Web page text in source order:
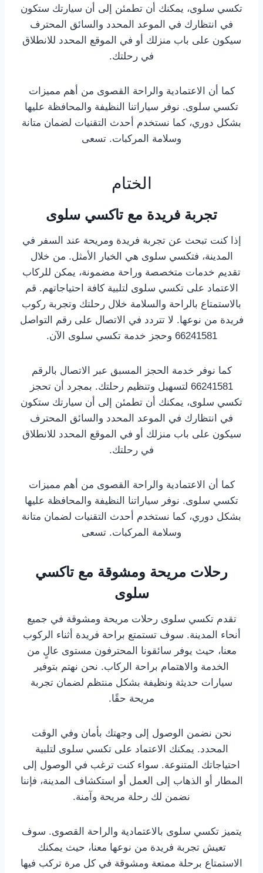
تكسي سلوى، يمكنك أن تطمئن إلى أن سيارتك ستكون
في انتظارك في الموعد المحدد والسائق المحترف
سيكون على باب منزلك أو في الموقع المحدد للانطلاق
في رحلتك.
كما أن الاعتمادية والراحة القصوى من أهم مميزات
تكسي سلوى. نوفر سياراتنا النظيفة والمحافظة عليها
بشكل دوري، كما نستخدم أحدث التقنيات لضمان متانة
وسلامة المركبات. تسعى
الختام
تجربة فريدة مع تاكسي سلوى
إذا كنت تبحث عن تجربة فريدة ومريحة عند السفر في
المدينة، فتكسي سلوى هي الخيار الأمثل. من خلال
تقديم خدمات متخصصة وراحة مضمونة، يمكن للركاب
الاعتماد على تكسي سلوى لتلبية كافة احتياجاتهم. قم
بالاستمتاع بالراحة والسلامة خلال رحلتك وتجربة ركوب
فريدة من نوعها. لا تتردد في الاتصال على رقم التواصل
66241581 وحجز خدمة تكسي سلوى الآن.
كما نوفر خدمة الحجز المسبق عبر الاتصال بالرقم
66241581 لتسهيل وتنظيم رحلتك. بمجرد أن تحجز
تكسي سلوى، يمكنك أن تطمئن إلى أن سيارتك ستكون
في انتظارك في الموعد المحدد والسائق المحترف
سيكون على باب منزلك أو في الموقع المحدد للانطلاق
في رحلتك.
كما أن الاعتمادية والراحة القصوى من أهم مميزات
تكسي سلوى. نوفر سياراتنا النظيفة والمحافظة عليها
بشكل دوري، كما نستخدم أحدث التقنيات لضمان متانة
وسلامة المركبات. تسعى
رحلات مريحة ومشوقة مع تاكسي
سلوى
تقدم تكسي سلوى رحلات مريحة ومشوقة في جميع
أنحاء المدينة. سوف تستمتع براحة فريدة أثناء الركوب
معنا، حيث يوفر سائقونا المحترفون مستوى عالٍ من
الخدمة والاهتمام براحة الركاب. نحن نهتم بتوفير
سيارات حديثة ونظيفة بشكل منتظم لضمان تجربة
مريحة حقًا.
نحن نضمن الوصول إلى وجهتك بأمان وفي الوقت
المحدد. يمكنك الاعتماد على تكسي سلوى لتلبية
احتياجاتك المتنوعة. سواء كنت ترغب في الوصول إلى
المطار أو الذهاب إلى العمل أو استكشاف المدينة، فإننا
نضمن لك رحلة مريحة وآمنة.
يتميز تكسي سلوى بالاعتمادية والراحة القصوى. سوف
تعيش تجربة فريدة من نوعها معنا، حيث يمكنك
الاستمتاع برحلة ممتعة ومشوقة في كل مرة تركب فيها